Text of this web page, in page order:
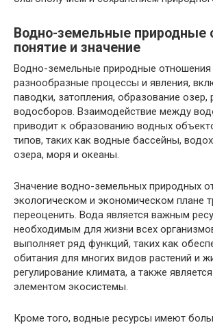
Водно-земельные природные
понятие и значение
Водно-земельные природные
разнообразные процессы и явления,
паводки, затопления, образование озер,
водосборов. Взаимодействие между
приводит к образованию водных
типов, таких как водные бассейны,
озера, моря и океаны.
Значение водно-земельных природных
экологическом и экономическом плане
переоценить. Вода является важным
необходимым для жизни всех
выполняет ряд функций, таких как
обитания для многих видов растений и
регулирование климата, а также
элементом экосистемы.
Кроме того, водные ресурсы имеют